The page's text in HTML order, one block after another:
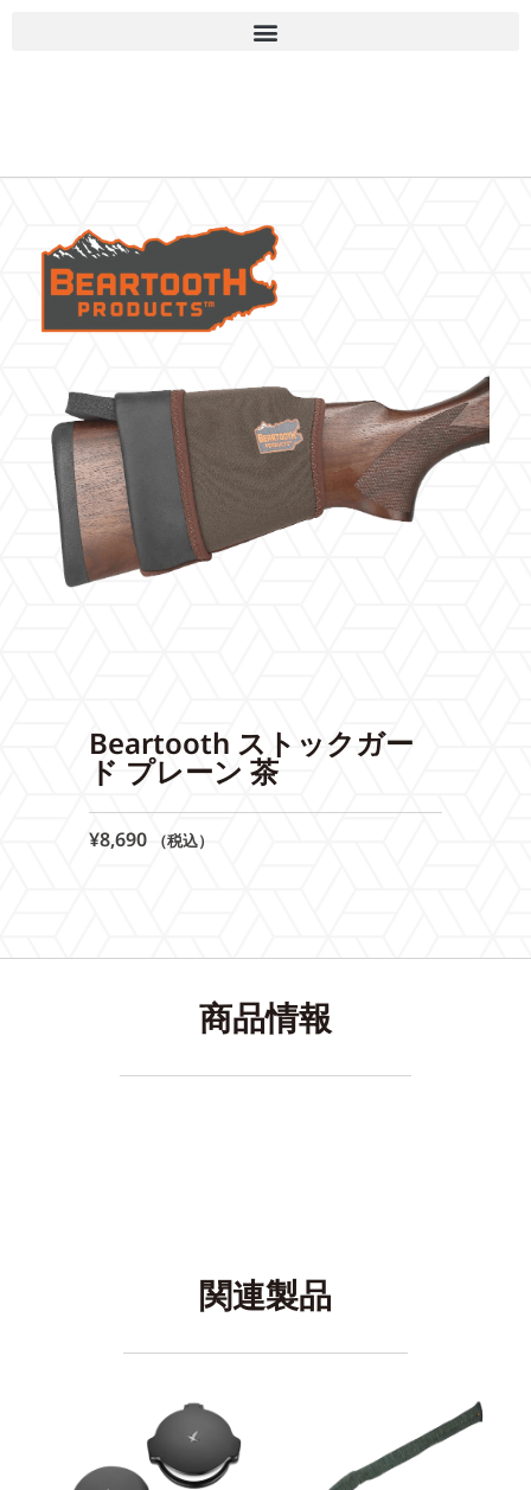
Beartooth ストックガー
ド プレーン 茶
¥8,690 （税込）
商品情報
関連製品